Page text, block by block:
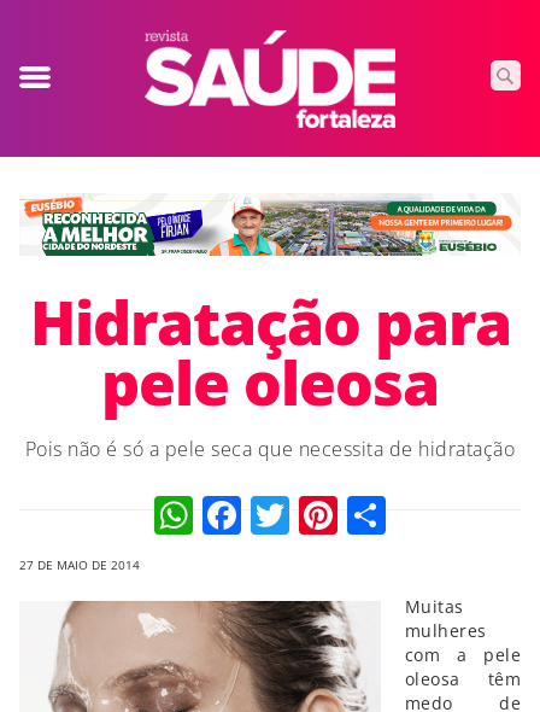
Hidratação para
pele oleosa
Pois não é só a pele seca que necessita de hidratação
WhatsApp
Facebook
TwitterPinterest
27 DE MAIO DE 2014
Muitas
mulheres
com a pele
oleosa têm
medo de